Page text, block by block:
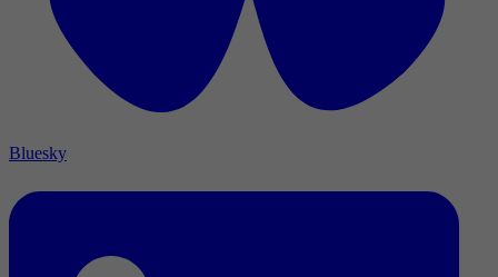
Bluesky